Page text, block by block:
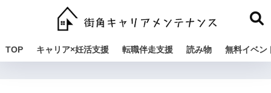
TOP キャリア×妊活支援 転職伴走支援 読み物 無料イベン